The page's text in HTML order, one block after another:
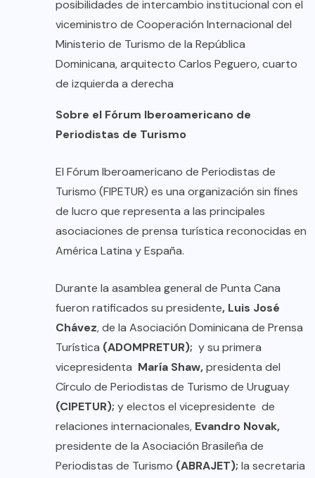
posibilidades de intercambio institucional con el
viceministro de Cooperación Internacional del
Ministerio de Turismo de la República
Dominicana, arquitecto Carlos Peguero, cuarto
de izquierda a derecha
Sobre el Fórum Iberoamericano de
Periodistas de Turismo
El Fórum Iberoamericano de Periodistas de
Turismo (FIPETUR) es una organización sin fines
de lucro que representa a las principales
asociaciones de prensa turística reconocidas en
América Latina y España.
Durante la asamblea general de Punta Cana
fueron ratificados su presidente, Luis José
Chávez, de la Asociación Dominicana de Prensa
Turística (ADOMPRETUR); y su primera
vicepresidenta María Shaw,presidenta del
Círculo de Periodistas de Turismo de Uruguay
(CIPETUR); y electos el vicepresidente de
relaciones internacionales, Evandro Novak,
presidente de la Asociación Brasileña de
Periodistas de Turismo (ABRAJET); la secretaria